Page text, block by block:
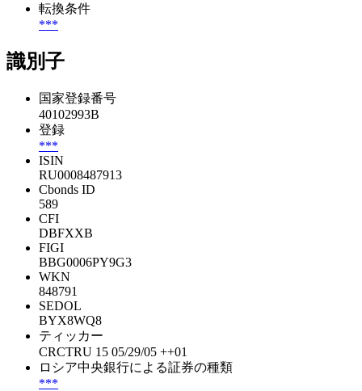
転換条件
***
識別子
国家登録番号
40102993B
登録
***
ISIN
RU0008487913
Cbonds ID
589
CFI
DBFXXB
FIGI
BBG0006PY9G3
WKN
848791
SEDOL
BYX8WQ8
ティッカー
CRCTRU 15 05/29/05 ++01
ロシア中央銀行による証券の種類
***